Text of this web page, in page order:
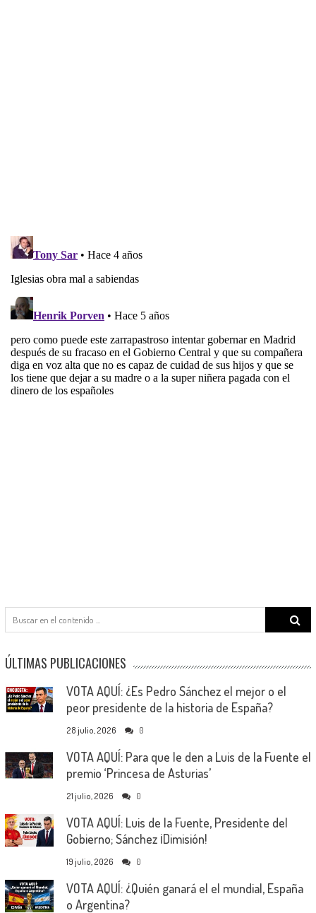
Search
for:
ÚLTIMAS PUBLICACIONES
VOTA AQUÍ: ¿Es Pedro Sánchez el mejor o el
peor presidente de la historia de España?
28 julio, 2026 0
VOTA AQUÍ: Para que le den a Luis de la Fuente el
premio ‘Princesa de Asturias’
21 julio, 2026 0
VOTA AQUÍ: Luis de la Fuente, Presidente del
Gobierno; Sánchez ¡Dimisión!
19 julio, 2026 0
VOTA AQUÍ: ¿Quién ganará el el mundial, España
o Argentina?